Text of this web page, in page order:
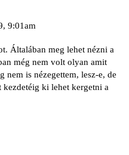
9:01am
Általában meg lehet nézni a
még nem volt olyan amit
nem is nézegettem, lesz-e, de
ki lehet kergetni a